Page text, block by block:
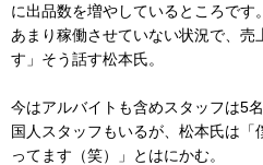
に出品数を増やしているところで
あまり稼働させていない状況で、
す」そう話す松本氏。
今はアルバイトも含めスタッフは5
国人スタッフもいるが、松本氏は
ってます（笑）」とはにかむ。